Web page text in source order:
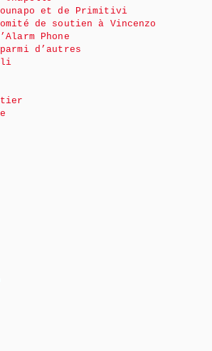
Lounapo et de Primitivi
de soutien à Vincenzo
Phone
d’autres